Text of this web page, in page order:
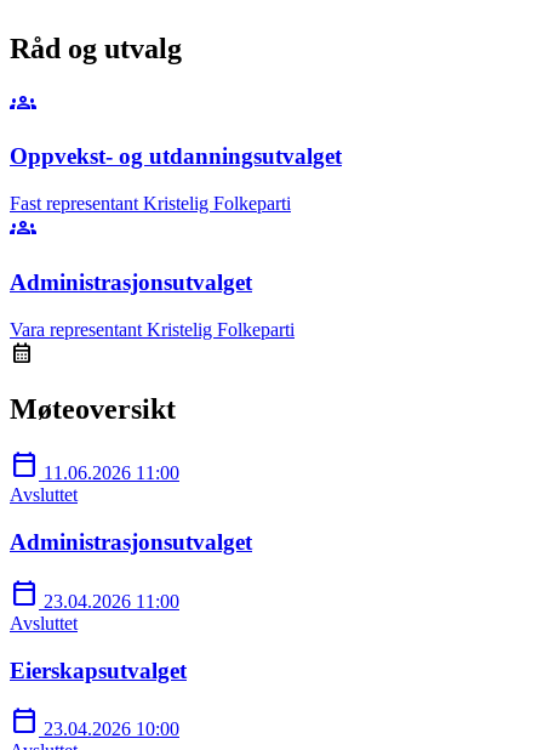
Råd og utvalg
groups
Oppvekst- og utdanningsutvalget
Fast representant Kristelig Folkeparti
groups
Administrasjonsutvalget
Vara representant Kristelig Folkeparti
calendar_month
Møteoversikt
calendar_today 11.06.2026 11:00
Avsluttet
Administrasjonsutvalget
calendar_today 23.04.2026 11:00
Avsluttet
Eierskapsutvalget
calendar_today 23.04.2026 10:00